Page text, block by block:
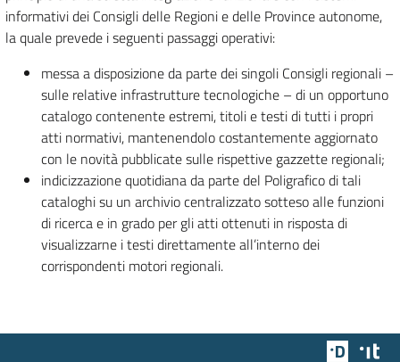
informativi dei Consigli delle Regioni e delle Province autonome,
la quale prevede i seguenti passaggi operativi:
messa a disposizione da parte dei singoli Consigli regionali –
sulle relative infrastrutture tecnologiche – di un opportuno
catalogo contenente estremi, titoli e testi di tutti i propri
atti normativi, mantenendolo costantemente aggiornato
con le novità pubblicate sulle rispettive gazzette regionali;
indicizzazione quotidiana da parte del Poligrafico di tali
cataloghi su un archivio centralizzato sotteso alle funzioni
di ricerca e in grado per gli atti ottenuti in risposta di
visualizzarne i testi direttamente all’interno dei
corrispondenti motori regionali.
Team